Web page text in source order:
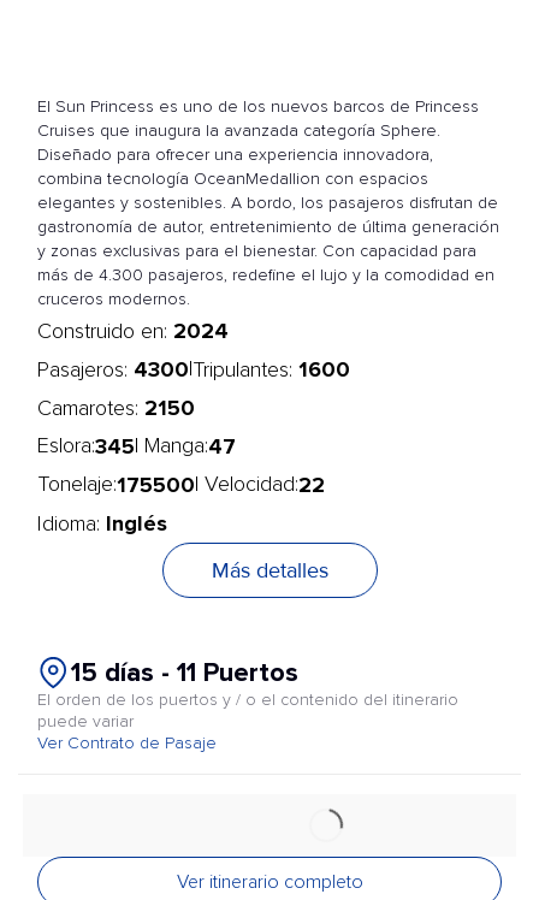
El Sun Princess es uno de los nuevos barcos de Princess
Cruises que inaugura la avanzada categoría Sphere.
Diseñado para ofrecer una experiencia innovadora,
combina tecnología OceanMedallion con espacios
elegantes y sostenibles. A bordo, los pasajeros disfrutan de
gastronomía de autor, entretenimiento de última generación
y zonas exclusivas para el bienestar. Con capacidad para
más de 4.300 pasajeros, redefine el lujo y la comodidad en
cruceros modernos.
Construido en: 2024
Pasajeros: 4300 Tripulantes: 1600
Camarotes: 2150
Eslora:345 | Manga:47
Tonelaje:175500 | Velocidad:22
Idioma: Inglés
Más detalles
15 días - 11 Puertos
El orden de los puertos y / o el contenido del itinerario
puede variar
Ver Contrato de Pasaje
Ver itinerario completo